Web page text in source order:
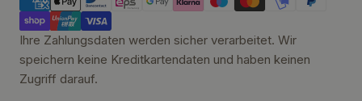
Ihre Zahlungsdaten werden sicher verarbeitet. Wir
speichern keine Kreditkartendaten und haben keinen
Zugriff darauf.